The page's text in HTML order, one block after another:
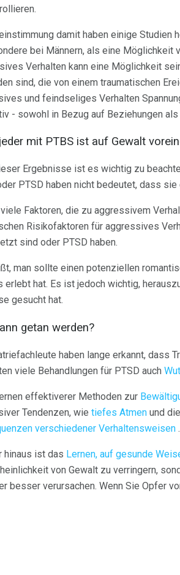
damit haben einige
bei Männern, als eine Möglichkeit
Verhalten kann eine Möglichkeit
sind, die von einem traumatischen
und feindseliges Verhalten
- sowohl in Bezug auf Beziehungen als
mit PTBS ist auf Gewalt
Ergebnisse ist es wichtig zu
PTSD haben nicht bedeutet, dass
Faktoren, die zu aggressivem
Risikofaktoren für aggressives
sind oder PTSD haben.
man sollte einen potenziellen
erlebt hat. Es ist jedoch wichtig,
gesucht hat.
getan werden?
haben lange erkannt, dass
viele Behandlungen für PTSD auch
effektiverer Methoden zur
Tendenzen, wie tiefes Atmen und
verschiedener Verhaltensweisen .
hinaus ist das Lernen, auf gesunde
von Gewalt zu verringern,
besser verursachen. Wenn Sie Opfer